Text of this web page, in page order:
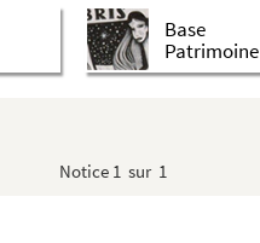
Base
Patrimoine
Notice 1 sur 1